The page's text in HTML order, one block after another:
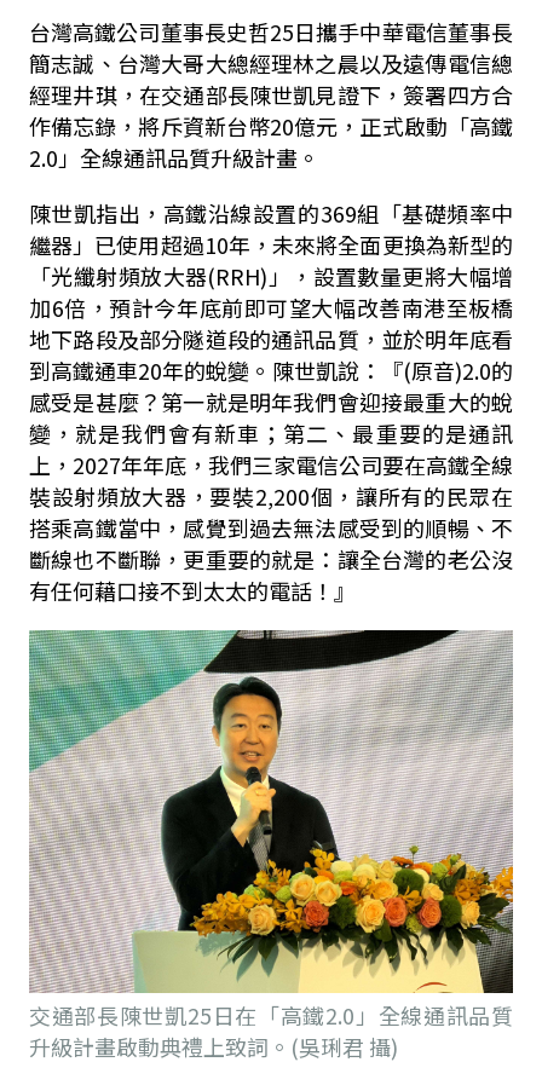
台灣高鐵公司董事長史哲25日攜手中華電信董事長
簡志誠、台灣大哥大總經理林之晨以及遠傳電信總
經理井琪，在交通部長陳世凱見證下，簽署四方合
作備忘錄，將斥資新台幣20億元，正式啟動「高鐵
2.0 」全線通訊品質升級計畫。
陳世凱指出，高鐵沿線設置的369組「基礎頻率中
繼器」已使用超過10年，未來將全面更換為新型的
「光纖射頻放大器(RRH) 」，設置數量更將大幅增
加6倍，預計今年底前即可望大幅改善南港至板橋
地下路段及部分隧道段的通訊品質，並於明年底看
到高鐵通車20年的蛻變。陳世凱說：『(原音)2.0的
感受是甚麼？第一就是明年我們會迎接最重大的蛻
變，就是我們會有新車；第二、最重要的是通訊
上， 2027年年底，我們三家電信公司要在高鐵全線
裝設射頻放大器，要裝2,200個，讓所有的民眾在
搭乘高鐵當中，感覺到過去無法感受到的順暢、不
斷線也不斷聯，更重要的就是：讓全台灣的老公沒
有任何藉口接不到太太的電話！』
交通部長陳世凱25日在「高鐵2.0」全線通訊品質
升級計畫啟動典禮上致詞。(吳琍君 攝)